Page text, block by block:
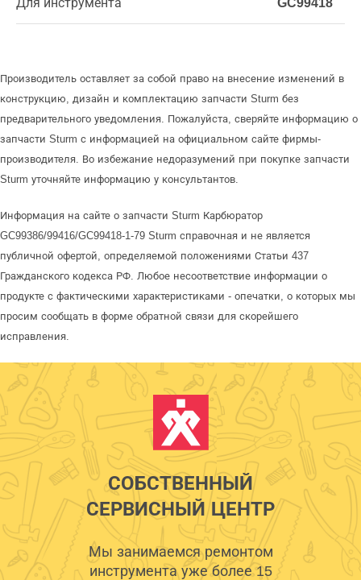
Для инструмента GC99418
Производитель оставляет за собой право на внесение изменений в
конструкцию, дизайн и комплектацию запчасти Sturm без
предварительного уведомления. Пожалуйста, сверяйте информацию о
запчасти Sturm с информацией на официальном сайте фирмы-
производителя. Во избежание недоразумений при покупке запчасти
Sturm уточняйте информацию у консультантов.
Информация на сайте о запчасти Sturm Карбюратор
GC99386/99416/GC99418-1-79 Sturm справочная и не является
публичной офертой, определяемой положениями Статьи 437
Гражданского кодекса РФ. Любое несоответствие информации о
продукте с фактическими характеристиками - опечатки, о которых мы
просим сообщать в форме обратной связи для скорейшего
исправления.
СОБСТВЕННЫЙ
СЕРВИСНЫЙ ЦЕНТР
Мы занимаемся ремонтом
инструмента уже более 15